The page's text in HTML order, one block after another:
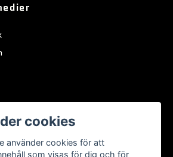
cookies
använder cookies för att
som visas för dig och för